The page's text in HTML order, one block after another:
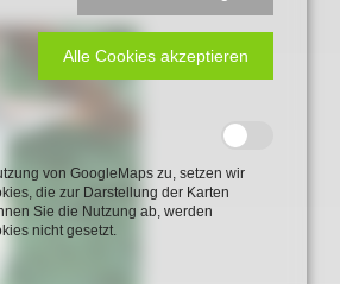
Alle Cookies akzeptieren
von GoogleMaps zu, setzen wir
die zur Darstellung der Karten
Sie die Nutzung ab, werden
nicht gesetzt.